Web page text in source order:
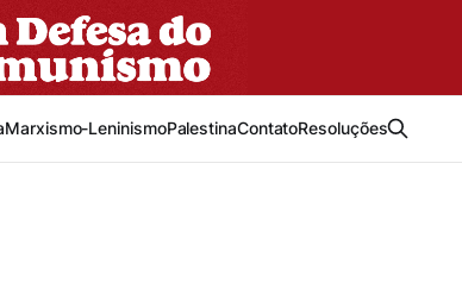
Marxismo-LeninismoPalestinaContatoResoluções